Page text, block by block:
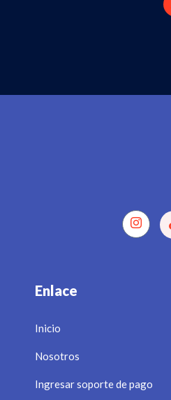
Enlace
Inicio
Nosotros
Ingresar soporte de pago